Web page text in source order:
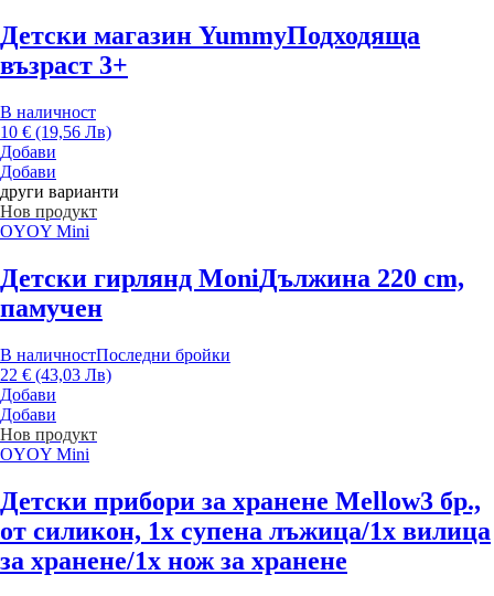
Детски магазин YummyПодходяща
възраст 3+
В наличност
10 € (19,56 Лв)
Добави
Добави
други варианти
Нов продукт
OYOY Mini
Детски гирлянд MoniДължина 220 cm,
памучен
В наличностПоследни бройки
22 € (43,03 Лв)
Добави
Добави
Нов продукт
OYOY Mini
Детски прибори за хранене Mellow3 бр.,
от силикон, 1x супена лъжица/1x вилица
за хранене/1x нож за хранене